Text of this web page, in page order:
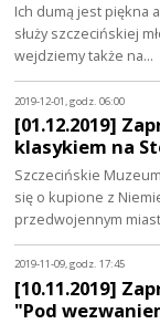
Ich dumą jest piękna
służy szczecińskiej
wejdziemy także na…
2019-12-01, godz. 06:00
[01.12.2019]
klasykiem na
Szczecińskie
się o kupione z
przedwojennym
2019-11-09, godz. 17:45
[10.11.2019]
"Pod